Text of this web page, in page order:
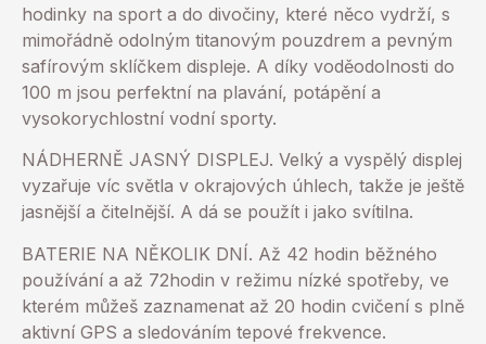
hodinky na sport a do divočiny, které něco vydrží, s
mimořádně odolným titanovým pouzdrem a pevným
safírovým sklíčkem displeje. A díky voděodolnosti do
100 m jsou perfektní na plavání, potápění a
vysokorychlostní vodní sporty.
NÁDHERNĚ JASNÝ DISPLEJ. Velký a vyspělý displej
vyzařuje víc světla v okrajových úhlech, takže je ještě
jasnější a čitelnější. A dá se použít i jako svítilna.
BATERIE NA NĚKOLIK DNÍ. Až 42 hodin běžného
používání a až 72hodin v režimu nízké spotřeby, ve
kterém můžeš zaznamenat až 20 hodin cvičení s plně
aktivní GPS a sledováním tepové frekvence.